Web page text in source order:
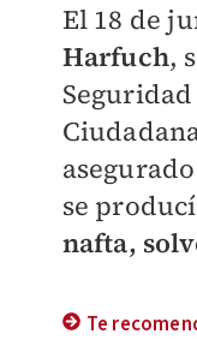
El 18 de
Harfuch,
se
nafta,
Te